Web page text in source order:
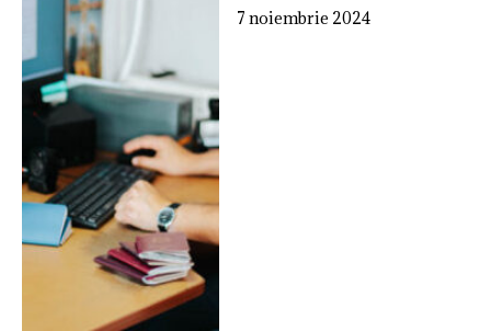
7 noiembrie 2024